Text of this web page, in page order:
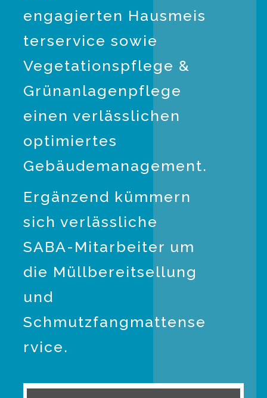
engagierten Hausmeis
terservice sowie
Vegetationspflege &
Grünanlagenpflege
einen verlässlichen
optimiertes
Gebäudemanagement.
Ergänzend kümmern
sich verlässliche
SABA-Mitarbeiter um
die Müllbereitsellung
und
Schmutzfangmattense
rvice.